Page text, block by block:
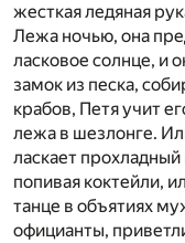
жесткая ледяная
Лежа ночью, она
ласковое солнце, и
замок из песка,
крабов, Петя учит
лежа в шезлонге.
ласкает прохладный
попивая коктейли,
танце в объятиях
официанты,